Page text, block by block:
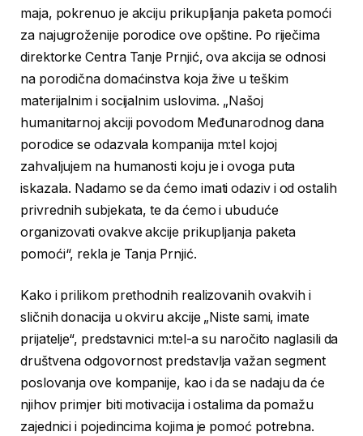
maja, pokrenuo je akciju prikupljanja paketa pomoći
za najugroženije porodice ove opštine. Po riječima
direktorke Centra Tanje Prnjić, ova akcija se odnosi
na porodična domaćinstva koja žive u teškim
materijalnim i socijalnim uslovima. „Našoj
humanitarnoj akciji povodom Međunarodnog dana
porodice se odazvala kompanija m:tel kojoj
zahvaljujem na humanosti koju je i ovoga puta
iskazala. Nadamo se da ćemo imati odaziv i od ostalih
privrednih subjekata, te da ćemo i ubuduće
organizovati ovakve akcije prikupljanja paketa
pomoći“, rekla je Tanja Prnjić.
Kako i prilikom prethodnih realizovanih ovakvih i
sličnih donacija u okviru akcije „Niste sami, imate
prijatelje“, predstavnici m:tel-a su naročito naglasili da
društvena odgovornost predstavlja važan segment
poslovanja ove kompanije, kao i da se nadaju da će
njihov primjer biti motivacija i ostalima da pomažu
zajednici i pojedincima kojima je pomoć potrebna.